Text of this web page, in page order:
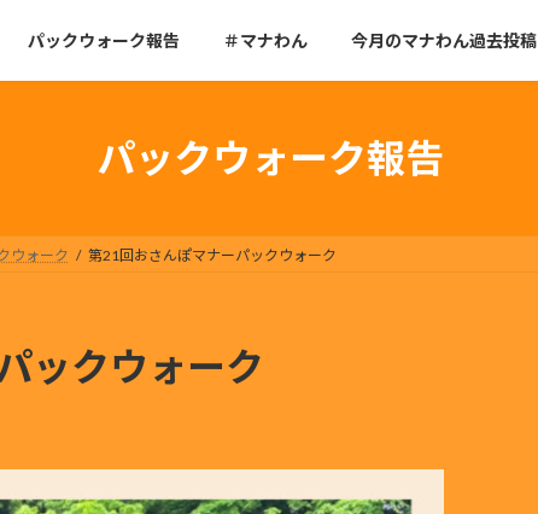
パックウォーク報告 ＃マナわん 今月のマナわん過去投稿
パックウォーク報告
ウォーク 第21回おさんぽマナーパックウォーク
ックウォーク